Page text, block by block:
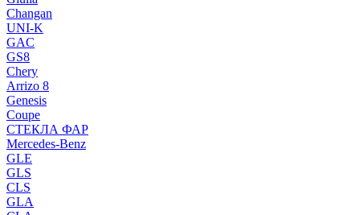
Changan
UNI-K
GAC
GS8
Chery
Arrizo 8
Genesis
Coupe
СТЕКЛА ФАР
Mercedes-Benz
GLE
GLS
CLS
GLA